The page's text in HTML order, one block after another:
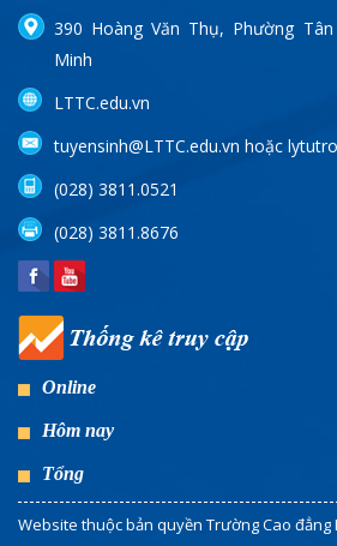
390 Hoàng Văn Thụ, Phường
Minh
LTTC.edu.vn
tuyensinh@LTTC.edu.vn hoặc
(028) 3811.0521
(028) 3811.8676
Online
Hôm nay
Tổng
Website thuộc bản quyền Trường Cao đẳng